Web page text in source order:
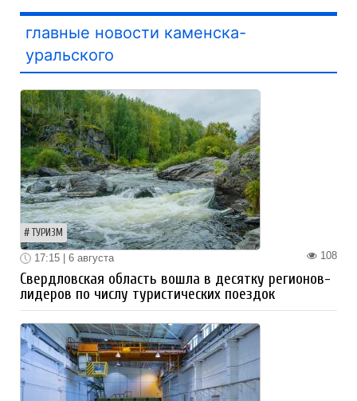
главные новости каменска-
уральского
ТУРИЗМ
108
17:15 | 6 августа
Свердловская область вошла в десятку регионов-
лидеров по числу туристических поездок